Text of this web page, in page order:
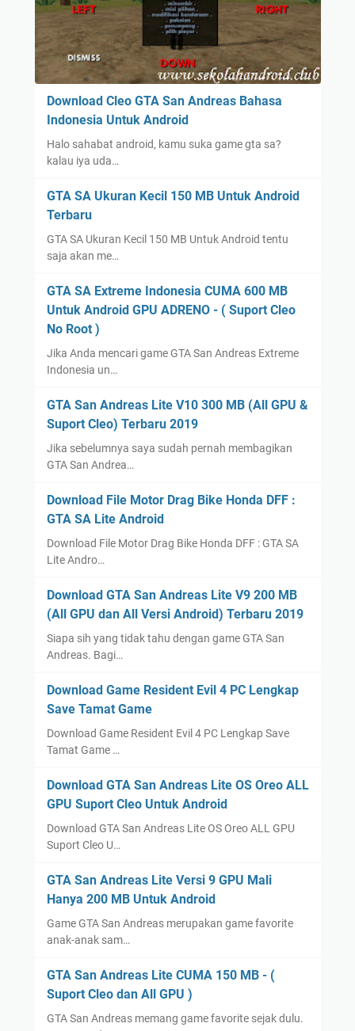
Download Cleo GTA San Andreas Bahasa
Indonesia Untuk Android
Halo sahabat android, kamu suka game gta sa?
kalau iya uda…
GTA SA Ukuran Kecil 150 MB Untuk Android
Terbaru
GTA SA Ukuran Kecil 150 MB Untuk Android tentu
saja akan me…
GTA SA Extreme Indonesia CUMA 600 MB
Untuk Android GPU ADRENO - ( Suport Cleo
No Root )
Jika Anda mencari game GTA San Andreas Extreme
Indonesia un…
GTA San Andreas Lite V10 300 MB (All GPU &
Suport Cleo) Terbaru 2019
Jika sebelumnya saya sudah pernah membagikan
GTA San Andrea…
Download File Motor Drag Bike Honda DFF :
GTA SA Lite Android
Download File Motor Drag Bike Honda DFF : GTA SA
Lite Andro…
Download GTA San Andreas Lite V9 200 MB
(All GPU dan All Versi Android) Terbaru 2019
Siapa sih yang tidak tahu dengan game GTA San
Andreas. Bagi…
Download Game Resident Evil 4 PC Lengkap
Save Tamat Game
Download Game Resident Evil 4 PC Lengkap Save
Tamat Game …
Download GTA San Andreas Lite OS Oreo ALL
GPU Suport Cleo Untuk Android
Download GTA San Andreas Lite OS Oreo ALL GPU
Suport Cleo U…
GTA San Andreas Lite Versi 9 GPU Mali
Hanya 200 MB Untuk Android
Game GTA San Andreas merupakan game favorite
anak-anak sam…
GTA San Andreas Lite CUMA 150 MB - (
Suport Cleo dan All GPU )
GTA San Andreas memang game favorite sejak dulu.